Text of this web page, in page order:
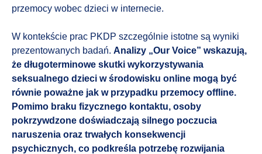
przemocy wobec dzieci w internecie.
W kontekście prac PKDP szczególnie istotne są wyniki
prezentowanych badań. Analizy „Our Voice” wskazują,
że długoterminowe skutki wykorzystywania
seksualnego dzieci w środowisku online mogą być
równie poważne jak w przypadku przemocy offline.
Pomimo braku fizycznego kontaktu, osoby
pokrzywdzone doświadczają silnego poczucia
naruszenia oraz trwałych konsekwencji
psychicznych, co podkreśla potrzebę rozwijania